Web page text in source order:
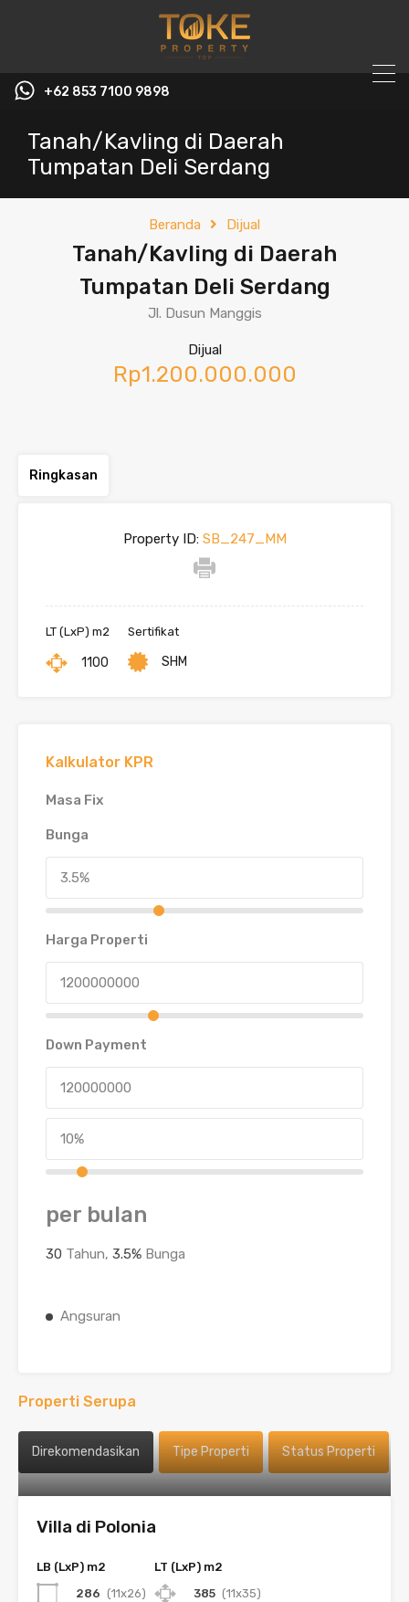
+62 853 7100 9898‬
Tanah/Kavling di Daerah
Tumpatan Deli Serdang
Beranda Dijual
Tanah/Kavling di Daerah
Tumpatan Deli Serdang
Jl. Dusun Manggis
Dijual
Rp1.200.000.000
Ringkasan
Property ID:SB_247_MM
LT (LxP) m2
1100
Sertifikat
SHM
Kalkulator KPR
Masa Fix
Bunga
Harga Properti
Down Payment
per bulan
30 Tahun, 3.5% Bunga
Angsuran
Properti Serupa
Direkomendasikan Tipe Properti Status Properti
Villa di Polonia
LB (LxP) m2
286 (11x26)
LT (LxP) m2
385 (11x35)